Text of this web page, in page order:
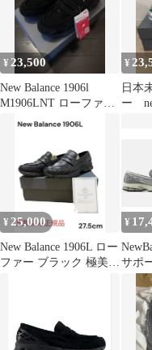
¥23,500
New Balance 1906l
M1906LNT ローファ
ー ブラック
¥
日本
ー
¥25,000
New Balance 1906L ロー
ファー ブラック 極美
¥
サポ
ドイ